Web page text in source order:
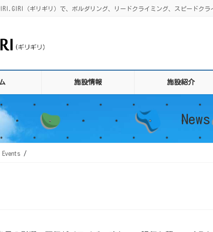
（ギリギリ）で、ボルダリング、リードクライミング、スピードク
施設情報 施設紹介
Events